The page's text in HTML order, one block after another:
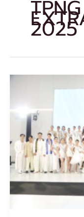
TPNG
2025
วงการ
การ
ประกวด
ไทย
“TPNG
EXTRAVAGANZA
2025”
ปราก
ฎ